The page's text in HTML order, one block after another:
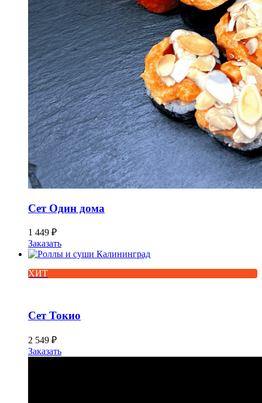
Сет Один дома
1 449 ₽
Заказать
ХИТ
Сет Токио
2 549 ₽
Заказать